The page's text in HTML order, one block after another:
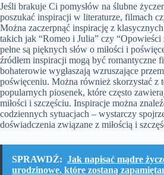
Jeśli brakuje Ci pomysłów na ślubne
poszukać inspiracji w literaturze, filmach
Można zaczerpnąć inspirację z
takich jak “Romeo i Julia” czy
pełne są pięknych słów o miłości i
źródłem inspiracji mogą być romantyczne
bohaterowie wygłaszają wzruszające
poświęceniu. Można również skorzystać z
popularnych piosenek, które często
miłości i szczęściu. Inspiracje można
codziennych sytuacjach – wystarczy
doświadczenia związane z miłością i
SPRAWDŹ: Jak napisać mądre
urodzinowe, które zostaną